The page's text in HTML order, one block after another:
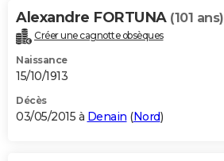
Alexandre FORTUNA (101 ans)
Créer une cagnotte obsèques
Naissance
15/10/1913
Décès
03/05/2015 à Denain (Nord)